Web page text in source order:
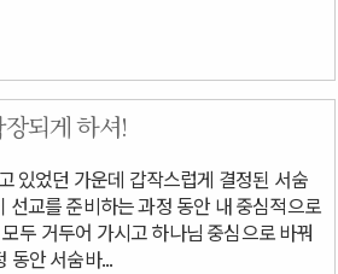
되게 하셔!
있었던 가운데 갑작스럽게 결정된 서숨
선교를 준비하는 과정 동안 내 중심적으로
두 거두어 가시고 하나님 중심으로 바꿔
동안 서숨바...